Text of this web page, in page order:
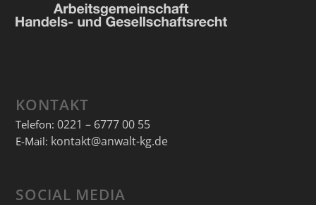
KONTAKT
Telefon: 0221 – 6777 00 55
E-Mail: kontakt@anwalt-kg.de
SOCIAL MEDIA